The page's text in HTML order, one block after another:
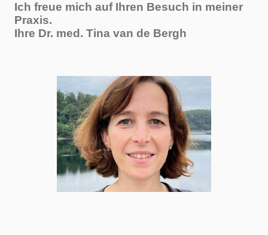
Ich freue mich auf Ihren Besuch in meiner
Praxis.
Ihre Dr. med. Tina van de Bergh